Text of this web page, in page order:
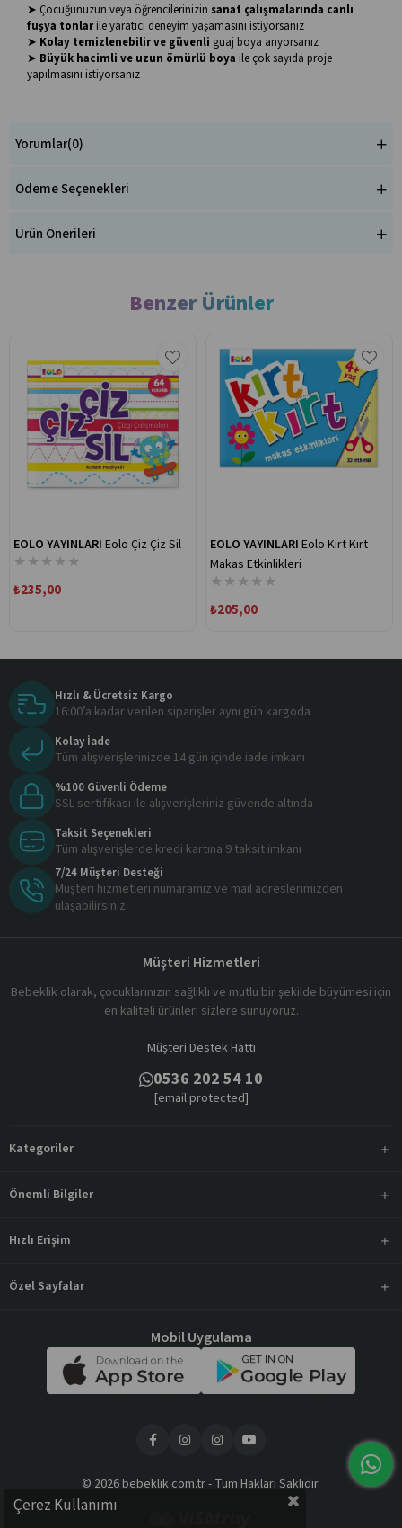
➤ Çocuğunuzun veya öğrencilerinizin sanat çalışmalarında canlı
fuşya tonlarile yaratıcı deneyim yaşamasını istiyorsanız
➤ Kolay temizlenebilir ve güvenli guaj boya arıyorsanız
➤ Büyük hacimli ve uzun ömürlü boya ile çok sayıda proje
yapılmasını istiyorsanız
Yorumlar(0)
Ödeme Seçenekleri
Ürün Önerileri
Benzer Ürünler
EOLO YAYINLARI Eolo Çiz Çiz Sil
★ ★ ★ ★ ★
₺235,00
EOLO YAYINLARI Eolo Kırt Kırt
Makas Etkinlikleri
★ ★ ★ ★ ★
₺205,00
Hızlı & Ücretsiz Kargo
16:00’a kadar verilen siparişler aynı gün kargoda
Kolay İade
Tüm alışverişlerinizde 14 gün içinde iade imkanı
%100 Güvenli Ödeme
SSL sertifikası ile alışverişleriniz güvende altında
Taksit Seçenekleri
Tüm alışverişlerde kredi kartına 9 taksit imkanı
7/24 Müşteri Desteği
Müşteri hizmetleri numaramız ve mail adreslerimizden
ulaşabilirsiniz.
Müşteri Hizmetleri
Bebeklik olarak, çocuklarınızın sağlıklı ve mutlu bir şekilde büyümesi için
en kaliteli ürünleri sizlere sunuyoruz.
Müşteri Destek Hattı
0536 202 54 10
[email protected]
Kategoriler
Önemli Bilgiler
Hızlı Erişim
Özel Sayfalar
Mobil Uygulama
© 2026 bebeklik.com.tr - Tüm Hakları Saklıdır.
Çerez Kullanımı